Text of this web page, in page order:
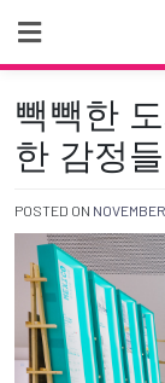
content
빽빽한
한 감정
POSTED ON